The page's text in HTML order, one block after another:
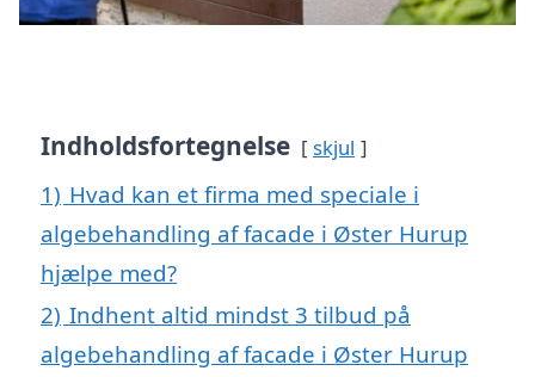
Indholdsfortegnelse skjul
1) Hvad kan et firma med speciale i
algebehandling af facade i Øster Hurup
hjælpe med?
2) Indhent altid mindst 3 tilbud på
algebehandling af facade i Øster Hurup